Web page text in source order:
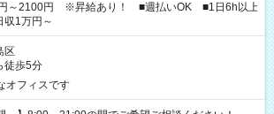
～2100円 ※昇給あり！ ■週払いOK ■1日6h以上
収1万円～
区
徒歩5分
オフィスです